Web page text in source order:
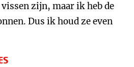
zijn, maar ik heb de
Dus ik houd ze even